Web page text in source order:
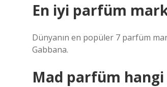
En iyi parfüm
Dünyanın en popüler 7 parfüm
Gabbana.
Mad parfüm